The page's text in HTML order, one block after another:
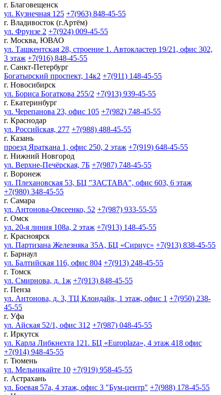
г. Благовещенск
ул. Кузнечная 125 +7(963) 848-45-55
г. Владивосток (г.Артём)
ул. Фрунзе 2 +7(924) 009-45-55
г. Москва, ЮВАО
ул. Ташкентская 28, строение 1. Автокластер 19/21, офис 302,
3 этаж +7(916) 848-45-55
г. Санкт-Петербург
Богатырский проспект, 14к2 +7(911) 148-45-55
г. Новосибирск
ул. Бориса Богаткова 255/2 +7(913) 939-45-55
г. Екатеринбург
ул. Черепанова 23, офис 105 +7(982) 748-45-55
г. Краснодар
ул. Российская, 277 +7(988) 488-45-55
г. Казань
проезд Яраткана 1, офис 250, 2 этаж +7(919) 648-45-55
г. Нижний Новгород
ул. Верхне-Печёрская, 7Б +7(987) 748-45-55
г. Воронеж
ул. Плехановская 53, БЦ "ЗАСТАВА", офис 603, 6 этаж
+7(980) 348-45-55
г. Самара
ул. Антонова-Овсеенко, 52 +7(987) 933-55-55
г. Омск
ул. 20-я линия 108а, 2 этаж +7(913) 148-45-55
г. Красноярск
ул. Партизана Железняка 35А, БЦ «Сириус» +7(913) 838-45-55
г. Барнаул
ул. Балтийская 116, офис 804 +7(913) 248-45-55
г. Томск
ул. Смирнова, д. 1ж +7(913) 848-45-55
г. Пенза
ул. Антонова, д. 3, ТЦ Клондайк, 1 этаж, офис 1 +7(950) 238-
45-55
г. Уфа
ул. Айская 52/1, офис 312 +7(987) 048-45-55
г. Иркутск
ул. Карла Либкнехта 121. БЦ «Europlaza», 4 этаж 418 офис
+7(914) 948-45-55
г. Тюмень
ул. Мельникайте 10 +7(919) 958-45-55
г. Астрахань
ул. Боевая 57а, 4 этаж, офис 3 "Бум-центр" +7(988) 178-45-55